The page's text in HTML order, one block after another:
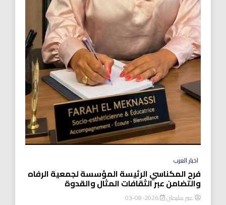
اخبار العرب
فرح المكناسي الرئيسة المؤسسة لجمعية الرفاه
والتضامن عبر الثقافات المثال والقدوة
عبير سليمان 2026-08-03